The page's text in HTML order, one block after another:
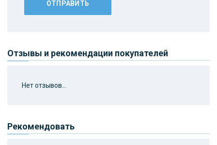
Отзывы и рекомендации покупателей
Нет отзывов...
Рекомендовать